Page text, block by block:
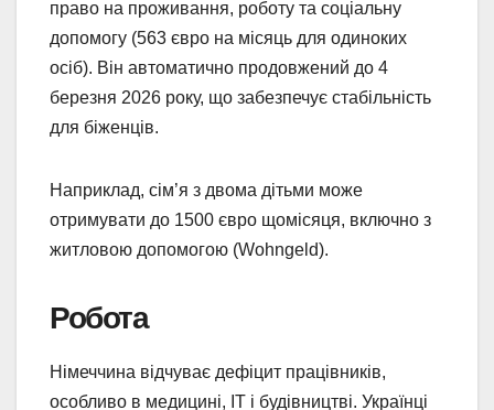
право на проживання, роботу та соціальну
допомогу (563 євро на місяць для одиноких
осіб). Він автоматично продовжений до 4
березня 2026 року, що забезпечує стабільність
для біженців.
Наприклад, сім’я з двома дітьми може
отримувати до 1500 євро щомісяця, включно з
житловою допомогою (Wohngeld).
Робота
Німеччина відчуває дефіцит працівників,
особливо в медицині, IT і будівництві. Українці